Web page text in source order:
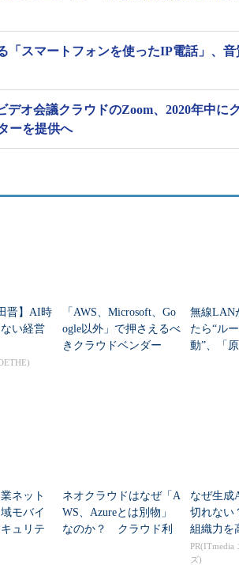
「スマートフォンを使ったIP電話」、
デオ会議クラウドのZoom、2020年中に
ーを提供へ
晋】AI時
い経営
「AWS、Microsoft、Go
ogle以外」で押さえるべ
きクラウドベンダー
無線LAN
たら“ル
動”、「
ネット
モバイ
ュリテ
ネオクラウドはなぜ「A
WS、Azureとは別物」
なのか？ クラウド利
なぜ生成
切れな
組織力を
PR(ITmedia
ズ)